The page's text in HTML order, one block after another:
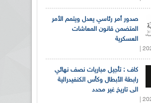
صدور أمر رئاسي يعدل ويتمم الأمر
المتضمن قانون المعاشات
العسكرية
كاف : تأجيل مباريات نصف نهائي
رابطة الأبطال وكأس الكنفيدرالية
الى تاريخ غير محدد